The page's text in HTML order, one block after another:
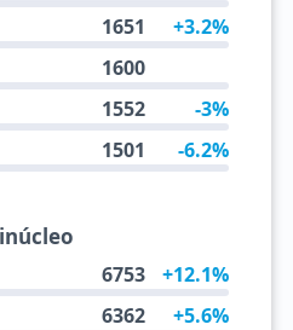
1651 +3.2%
1600
1552 -3%
1501 -6.2%
6753 +12.1%
6362 +5.6%